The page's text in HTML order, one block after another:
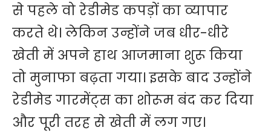
से पहले वो रेडीमेड कपड़ों का व्यापार
करते थे। लेकिन उन्होंने जब धीर-धीरे
खेती में अपने हाथ आजमाना शुरू किया
तो मुनाफा बढ़ता गया। इसके बाद उन्होंने
रेडीमेड गारमेंट्स का शोरूम बंद कर दिया
और पूरी तरह से खेती में लग गए।